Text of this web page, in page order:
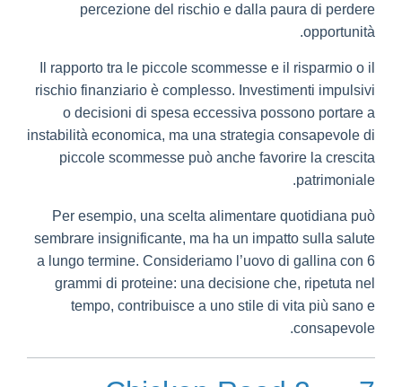
percezione del rischio e dalla paura di perdere
opportunità.
Il rapporto tra le piccole scommesse e il risparmio o il
rischio finanziario è complesso. Investimenti impulsivi
o decisioni di spesa eccessiva possono portare a
instabilità economica, ma una strategia consapevole di
piccole scommesse può anche favorire la crescita
patrimoniale.
Per esempio, una scelta alimentare quotidiana può
sembrare insignificante, ma ha un impatto sulla salute
a lungo termine. Consideriamo l’uovo di gallina con 6
grammi di proteine: una decisione che, ripetuta nel
tempo, contribuisce a uno stile di vita più sano e
consapevole.